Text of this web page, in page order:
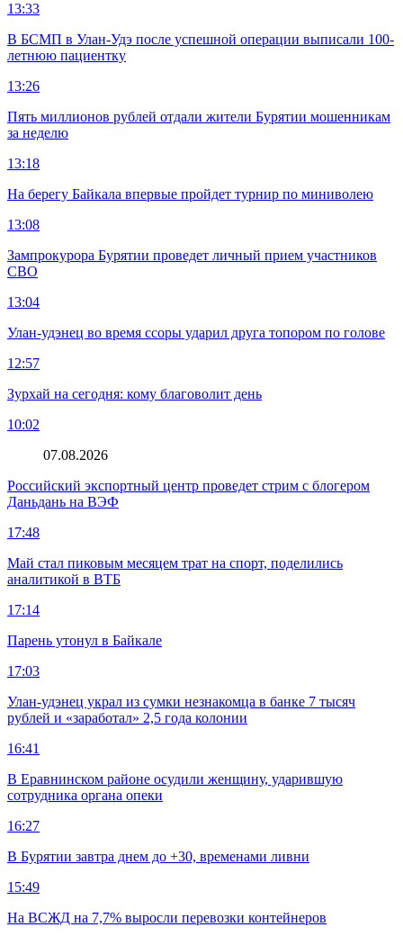
13:33
В БСМП в Улан-Удэ после успешной операции выписали 100-
летнюю пациентку
13:26
Пять миллионов рублей отдали жители Бурятии мошенникам
за неделю
13:18
На берегу Байкала впервые пройдет турнир по миниволею
13:08
Зампрокурора Бурятии проведет личный прием участников
СВО
13:04
Улан-удэнец во время ссоры ударил друга топором по голове
12:57
Зурхай на сегодня: кому благоволит день
10:02
07.08.2026
Российский экспортный центр проведет стрим с блогером
Даньдань на ВЭФ
17:48
Май стал пиковым месяцем трат на спорт, поделились
аналитикой в ВТБ
17:14
Парень утонул в Байкале
17:03
Улан-удэнец украл из сумки незнакомца в банке 7 тысяч
рублей и «заработал» 2,5 года колонии
16:41
В Еравнинском районе осудили женщину, ударившую
сотрудника органа опеки
16:27
В Бурятии завтра днем до +30, временами ливни
15:49
На ВСЖД на 7,7% выросли перевозки контейнеров